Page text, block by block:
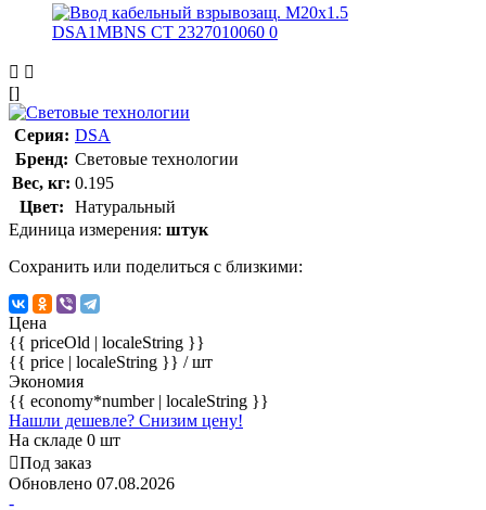
[]
Серия: DSA
Бренд: Световые технологии
Вес, кг: 0.195
Цвет:
Натуральный
Единица измерения: штук
Сохранить или поделиться с близкими:
Цена
{{ priceOld | localeString }}
{{ price | localeString }} / шт
Экономия
{{ economy*number | localeString }}
Нашли дешевле? Снизим цену!
На складе 0 шт
Под заказ
Обновлено 07.08.2026
-